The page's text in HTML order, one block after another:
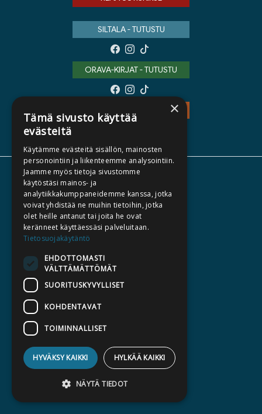
SILTALA - TUTUSTU
ORAVA-KIRJAT - TUTUSTU
TIETOA MEISTÄ
TEKIJÄT
KATALOGIT
AJANKOHTAISTA
HALUATKO KIRJAILIJAKSI
LASKUTUSOSOITTEET
SILTALA.FI
E-JA ÄÄNIKIRJAT
ENNAKKOTILATTAVAT
×
Tämä sivusto käyttää
evästeitä
Käytämme evästeitä sisällön, mainosten
personointiin ja liikenteemme analysointiin.
Jaamme myös tietoja sivustomme
käytöstäsi mainos- ja
analytiikkakumppaneidemme kanssa, jotka
voivat yhdistää ne muihin tietoihin, jotka
olet heille antanut tai joita he ovat
keränneet käyttäessäsi palveluitaan.
Tietosuojakäytäntö
EHDOTTOMASTI
VÄLTTÄMÄTTÖMÄT
SUORITUSKYVYLLISET
KOHDENTAVAT
TOIMINNALLISET
HYVÄKSY KAIKKI HYLKÄÄ KAIKKI
NÄYTÄ TIEDOT